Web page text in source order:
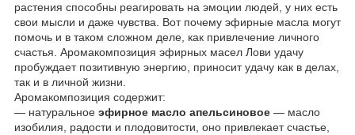
растения способны реагировать на эмоции людей, у них есть
свои мысли и даже чувства. Вот почему эфирные масла могут
помочь и в таком сложном деле, как привлечение личного
счастья. Аромакомпозиция эфирных масел Лови удачу
пробуждает позитивную энергию, приносит удачу как в делах,
так и в личной жизни.
Аромакомпозиция содержит:
— натуральное эфирное масло апельсиновое — масло
изобилия, радости и плодовитости, оно привлекает счастье,